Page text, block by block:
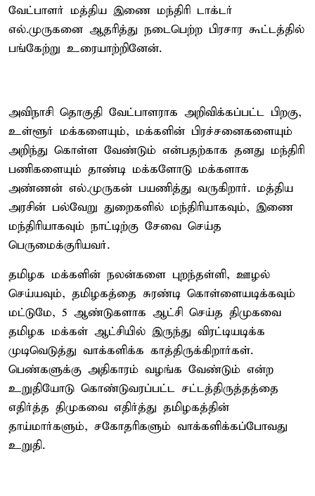
வேட்பாளர் மத்திய இணை மந்திரி டாக்டர்
எல்.முருகனை ஆதரித்து நடைபெற்ற பிரசார கூட்டத்தில்
பங்கேற்று உரையாற்றினேன்.
அவிநாசி தொகுதி வேட்பாளராக அறிவிக்கப்பட்ட பிறகு,
உள்ளூர் மக்களையும், மக்களின் பிரச்சனைகளையும்
அறிந்து கொள்ள வேண்டும் என்பதற்காக தனது மந்திரி
பணிகளையும் தாண்டி மக்களோடு மக்களாக
அண்ணன் எல்.முருகன் பயணித்து வருகிறார். மத்திய
அரசின் பல்வேறு துறைகளில் மந்திரியாகவும், இணை
மந்திரியாகவும் நாட்டிற்கு சேவை செய்த
பெருமைக்குரியவர்.
தமிழக மக்களின் நலன்களை புறந்தள்ளி, ஊழல்
செய்யவும், தமிழகத்தை சுரண்டி கொள்ளையடிக்கவும்
மட்டுமே, 5 ஆண்டுகளாக ஆட்சி செய்த திமுகவை
தமிழக மக்கள் ஆட்சியில் இருந்து விரட்டியடிக்க
முடிவெடுத்து வாக்களிக்க காத்திருக்கிறார்கள்.
பெண்களுக்கு அதிகாரம் வழங்க வேண்டும் என்ற
உறுதியோடு கொண்டுவரப்பட்ட சட்டத்திருத்தத்தை
எதிர்த்த திமுகவை எதிர்த்து தமிழகத்தின்
தாய்மார்களும், சகோதரிகளும் வாக்களிக்கப்போவது
உறுதி.